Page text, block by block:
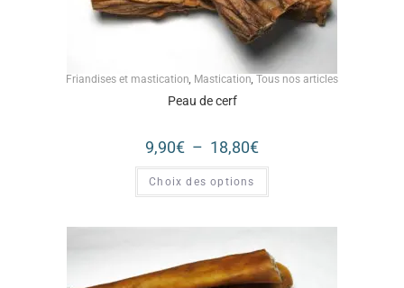
Friandises et mastication, Mastication, Tous nos articles
Peau de cerf
9,90€ – 18,80€
Choix des options